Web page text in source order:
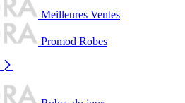
Meilleures Ventes
Promod Robes